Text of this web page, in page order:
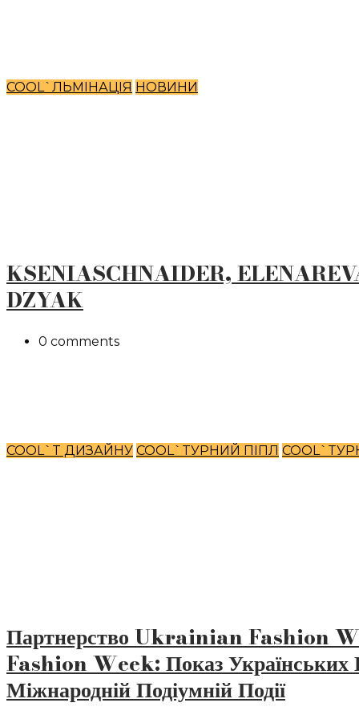
COOL`ЛЬМІНАЦІЯ НОВИНИ
COOL`T ДИЗАЙНУ COOL`TУРНИЙ ПІПЛ
KSENIASCHNAIDER,
DZYAK
0 comments
Партнерство Ukrainian Fashion
Fashion Week: Показ Українських
Міжнародній Подіумній Події